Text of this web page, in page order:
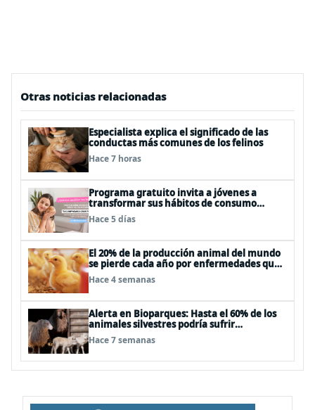
Otras noticias relacionadas
Especialista explica el significado de las
conductas más comunes de los felinos
Hace 7 horas
Programa gratuito invita a jóvenes a
transformar sus hábitos de consumo
cosmético, alimenticio y de moda
Hace 5 días
El 20% de la producción animal del mundo
se pierde cada año por enfermedades que
se pueden evitar
Hace 4 semanas
Alerta en Bioparques: Hasta el 60% de los
animales silvestres podría sufrir
desnutrición por dietas mal formuladas
Hace 7 semanas